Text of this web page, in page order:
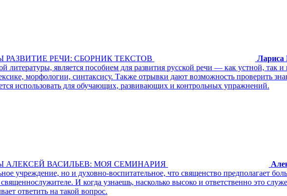
РЕЧИ: СБОРНИК ТЕКСТОВ
литературы, является пособием для развития русской речи — как устной, так
морфологии, синтаксису. Также отрывки дают возможность проверить
использовать для обучающих, развивающих и контрольных упражнений.
АЛЕКСЕЙ ВАСИЛЬЕВ: МОЯ СЕМИНАРИЯ
учреждение, но и духовно-воспитательное, что священство предполагает
И когда узнаешь, насколько высоко и ответственно это
ответить на такой вопрос.